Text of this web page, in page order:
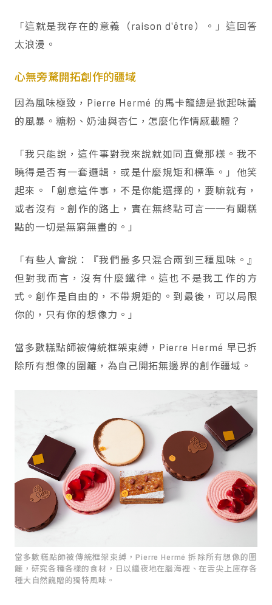
「這就是我存在的意義（raison d'être）。」這回答
太浪漫。
心無旁騖開拓創作的疆域
因為風味極致，Pierre Hermé 的馬卡龍總是掀起味蕾
的風暴。糖粉、奶油與杏仁，怎麼化作情感載體？
「我只能說，這件事對我來說就如同直覺那樣。我不
曉得是否有一套邏輯，或是什麼規矩和標準。」他笑
起來。「創意這件事，不是你能選擇的，要嘛就有，
或者沒有。創作的路上，實在無終點可言──有關糕
點的一切是無窮無盡的。」
「有些人會說：『我們最多只混合兩到三種風味。』
但對我而言，沒有什麼鐵律。這也不是我工作的方
式。創作是自由的，不帶規矩的。到最後，可以局限
你的，只有你的想像力。」
當多數糕點師被傳統框架束縛，Pierre Hermé 早已拆
除所有想像的圍籬，為自己開拓無邊界的創作疆域。
當多數糕點師被傳統框架束縛，Pierre Hermé 拆除所有想像的圍
籬，研究各種各樣的食材，日以繼夜地在腦海裡、在舌尖上庫存各
種大自然餽贈的獨特風味。